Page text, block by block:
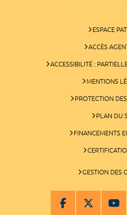
ESPACE
ACCÈS
ACCESSIBILITÉ :
MENTIONS
PROTECTION
PLAN DU
FINANCEMENTS
GESTION DES